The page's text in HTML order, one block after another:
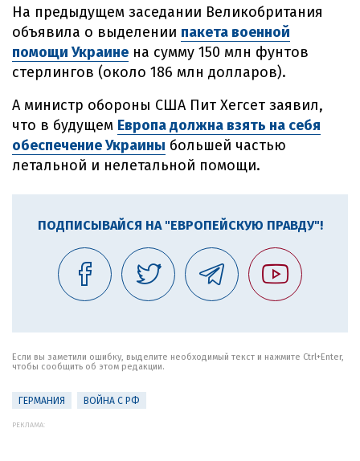
На предыдущем заседании Великобритания
объявила о выделении пакета военной
помощи Украине на сумму 150 млн фунтов
стерлингов (около 186 млн долларов).
А министр обороны США Пит Хегсет заявил,
что в будущем Европа должна взять на себя
обеспечение Украины большей частью
летальной и нелетальной помощи.
ПОДПИСЫВАЙСЯ НА "ЕВРОПЕЙСКУЮ ПРАВДУ"!
Если вы заметили ошибку, выделите необходимый текст и нажмите Ctrl+Enter,
чтобы сообщить об этом редакции.
ГЕРМАНИЯ ВОЙНА С РФ
РЕКЛАМА: